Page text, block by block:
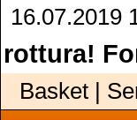
16.07.2019
rottura!
Basket |